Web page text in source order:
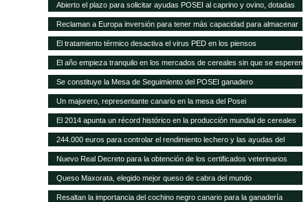
Abierto el plazo para solicitar ayudas POSEI al caprino y ovino, dotadas
con seis millones de euros
Reclaman a Europa inversión para tener más capacidad para almacenar
cereal y oleaginosas
El tratamiento térmico desactiva el virus PED en los piensos
El año empieza tranquilo en los mercados de cereales sin que se esperen
cambios en meses
Se constituye la Mesa de Seguimiento del POSEI ganadero
Un majorero, representante canario en la mesa del Posei
El 2014 apunta un récord histórico en la producción mundial de cereales
244.000 euros para controlar el rendimiento lechero y las ayudas del
POSEI
Nuevo Real Decreto para la obtención de los certificados veterinarios
para comercio exterior
Queso Maxorata, elegido mejor queso de cabra del mundo
Resaltan la importancia del cochino negro canario para la ganadería